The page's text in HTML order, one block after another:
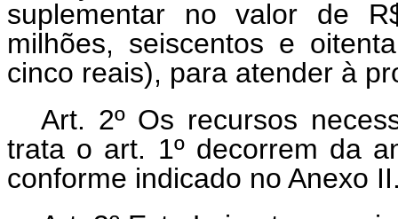
suplementar no valor de
milhões, seiscentos e
cinco reais), para atender à
Art. 2º Os recursos
trata o art. 1º decorrem da
conforme indicado no Anexo